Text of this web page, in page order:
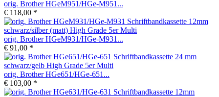
orig. Brother HGeM951/HGe-M951...
€ 118,00 *
orig. Brother HGeM931/HGe-M931...
€ 91,00 *
orig. Brother HGe651/HGe-651...
€ 103,00 *